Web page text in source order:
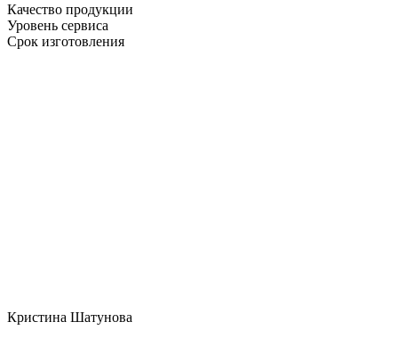
Качество продукции
Уровень сервиса
Срок изготовления
Кристина Шатунова